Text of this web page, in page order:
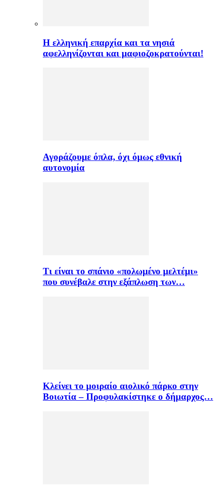
H ελληνική επαρχία και τα νησιά
αφελληνίζονται και μαφιοζοκρατούνται!
Αγοράζουμε όπλα, όχι όμως εθνική
αυτονομία
Τι είναι το σπάνιο «πολωμένο μελτέμι»
που συνέβαλε στην εξάπλωση των…
Κλείνει το μοιραίο αιολικό πάρκο στην
Βοιωτία – Προφυλακίστηκε ο δήμαρχος…